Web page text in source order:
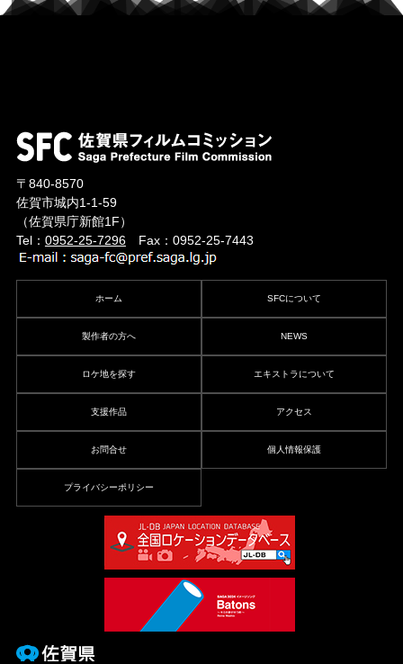
〒840-8570
佐賀市城内1-1-59
（佐賀県庁新館1F）
Tel： 0952-25-7296Fax：0952-25-7443
ホーム SFCについて
製作者の方へ NEWS
ロケ地を探す エキストラについて
支援作品 アクセス
お問合せ 個人情報保護
プライバシーポリシー